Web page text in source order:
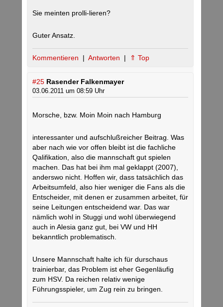
Sie meinten prolli-lieren?
Guter Ansatz.
Kommentieren | Antworten | ⇑ Top
#25 Rasender Falkenmayer
03.06.2011 um 08:59 Uhr
Morsche, bzw. Moin Moin nach Hamburg
interessanter und aufschlußreicher Beitrag. Was
aber nach wie vor offen bleibt ist die fachliche
Qalifikation, also die mannschaft gut spielen
machen. Das hat bei ihm mal geklappt (2007),
anderswo nicht. Hoffen wir, dass tatsächlich das
Arbeitsumfeld, also hier weniger die Fans als die
Entscheider, mit denen er zusammen arbeitet, für
seine Leitungen entscheidend war. Das war
nämlich wohl in Stuggi und wohl überwiegend
auch in Alesia ganz gut, bei VW und HH
bekanntlich problematisch.
Unsere Mannschaft halte ich für durschaus
trainierbar, das Problem ist eher Gegenläufig
zum HSV. Da reichen relativ wenige
Führungsspieler, um Zug rein zu bringen.